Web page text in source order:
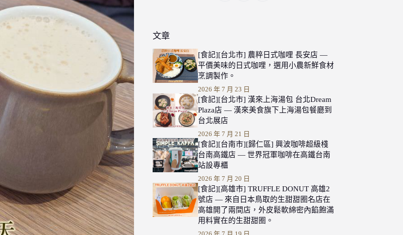
文章
[食記][台北市] 農粹日式咖哩 長安店 —
平價美味的日式咖哩，選用小農新鮮食材
烹調製作。
2026 年 7 月 23 日
[食記][台北市] 漢來上海湯包 台北Dream
Plaza店 — 漢來美食旗下上海湯包餐廳到
台北展店
2026 年 7 月 21 日
[食記][台南市][歸仁區] 興波咖啡超級棧
台南高鐵店 — 世界冠軍咖啡在高鐵台南
站設專櫃
2026 年 7 月 20 日
[食記][高雄市] TRUFFLE DONUT 高雄2
號店 — 來自日本鳥取的生甜甜圈名店在
高雄開了兩間店，外皮鬆軟綿密內餡飽滿
用料實在的生甜甜圈。